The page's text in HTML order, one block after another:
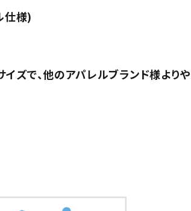
仕様)
ズで、他のアパレルブランド様よ